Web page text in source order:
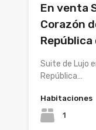
En venta
Corazón
Suite de Lujo
República…
Habitaciones
1